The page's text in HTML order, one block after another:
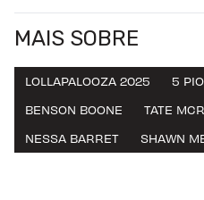
MAIS SOBRE
LOLLAPALOOZA 2025
5
BENSON BOONE
TATE
NESSA BARRET
SHAWN